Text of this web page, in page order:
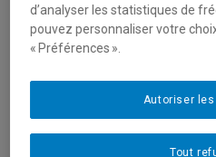
Tomiuk, Daniel
tomiuk.daniel@uqam.ca
Environnements
d’analyser les statistiques de
pouvez personnaliser votre
« Préférences ».
Tout
Autoriser